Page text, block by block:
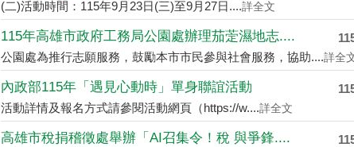
(二)活動時間：115年9月23日(三)至9月27日....詳全文
115年高雄市政府工務局公園處辦理茄萣濕地志....
公園處為推行志願服務，鼓勵本市市民參與社會服務，協助....詳全
內政部115年「遇見心動時」單身聯誼活動
活動詳情及報名方式請參閱活動網頁（https://w....詳全文
高雄市稅捐稽徵處舉辦「AI召集令！稅 與爭鋒....